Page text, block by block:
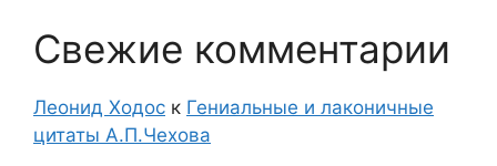
Свежие комментарии
Леонид Ходос к Гениальные и лаконичные
цитаты А.П.Чехова